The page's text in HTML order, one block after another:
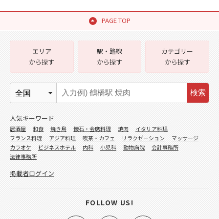
PAGE TOP
エリア
から探す
駅・路線
から探す
カテゴリー
から探す
検索
人気キーワード
居酒屋 和食 焼き鳥 懐石・会席料理 焼肉
イタリア料理
フランス料理
アジア料理 喫茶・カフェ リラクゼーション
マッサージ
カラオケ
ビジネスホテル 内科 小児科 動物病院
会計事務所
法律事務所
掲載者ログイン
FOLLOW US!